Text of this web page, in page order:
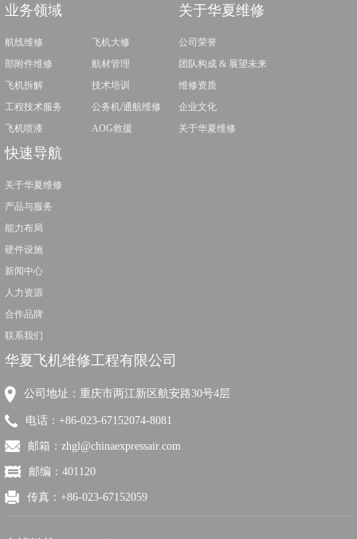
业务领域
航线维修
飞机大修
部附件维修
航材管理
飞机拆解
技术培训
工程技术服务
公务机/通航维修
飞机喷漆
AOG救援
关于华夏维修
公司荣誉
团队构成 & 展望未来
维修资质
企业文化
关于华夏维修
快速导航
关于华夏维修
产品与服务
能力布局
硬件设施
新闻中心
人力资源
合作品牌
联系我们
华夏飞机维修工程有限公司
公司地址：重庆市两江新区航安路30号4层
电话：+86-023-67152074-8081
邮箱：zhgl@chinaexpressair.com
邮编：401120
传真：+86-023-67152059